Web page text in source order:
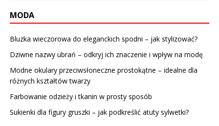
MODA
Bluzka wieczorowa do eleganckich spodni – jak stylizować?
Dziwne nazwy ubrań – odkryj ich znaczenie i wpływ na modę
Modne okulary przeciwsłoneczne prostokątne – idealne dla
różnych kształtów twarzy
Farbowanie odzieży i tkanin w prosty sposób
Sukienki dla figury gruszki – jak podkreślić atuty sylwetki?